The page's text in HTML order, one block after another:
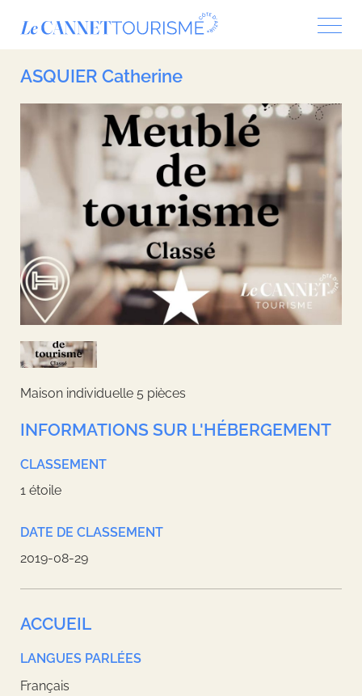
ASQUIER Catherine
Maison individuelle 5 pièces
INFORMATIONS SUR L'HÉBERGEMENT
CLASSEMENT
1 étoile
DATE DE CLASSEMENT
2019-08-29
ACCUEIL
LANGUES PARLÉES
Français